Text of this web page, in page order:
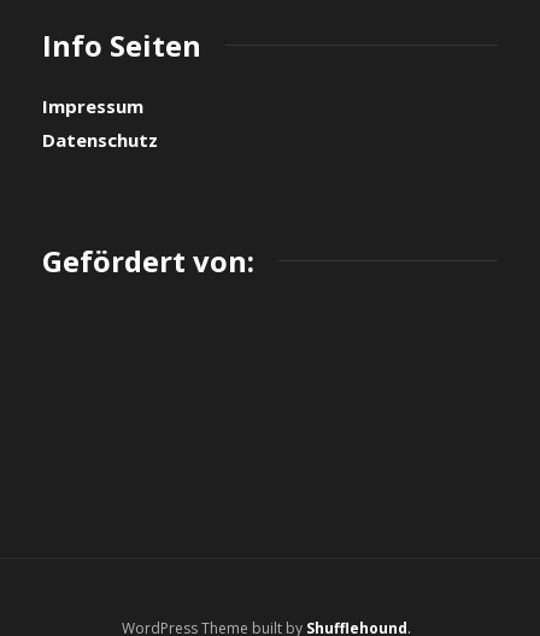
Info Seiten
Impressum
Datenschutz
Gefördert von:
WordPress Theme built by Shufflehound.